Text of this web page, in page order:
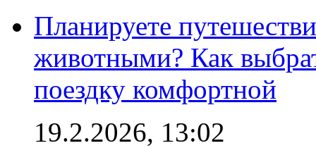
Планируете
животными? Как
поездку комфортной
19.2.2026, 13:02